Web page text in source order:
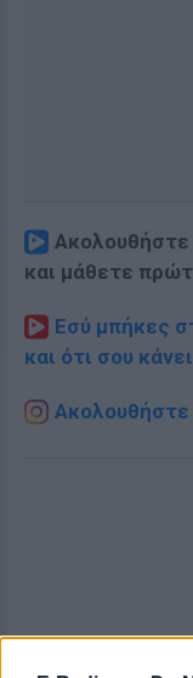
Ακολουθήστε
και μάθετε
Εσύ μπήκες
και ότι σου
Ακολουθήστε